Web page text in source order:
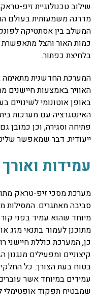
שילוב טכנולוגיית זיפ-
מדרגה משמעותית בעולם
המשלב בין אסתטיקה
כמות האור והצל
בלחיצת כפתור.
המערכת החדשנית מתאימה
האוויר באמצעות חיישנים
באופן אוטונומי
האינטגרציה עם מערכות
פתיחה וסגירה, וכן
ייעודית. דבר שמאפשר
עמידות
מערכת מסכי זיפ-טראק
סביבה מאתגרים. המסילות
מיוחד שהוא עמיד בפני
מתוכנן לעמוד בתנאי מזג
כן, המערכת כוללת חיישני
קיצוניים ומפעילים
בטוח בעת הצורך. כל
עמידים במיוחד אשר
שמבטיח תפקוד אופטימלי